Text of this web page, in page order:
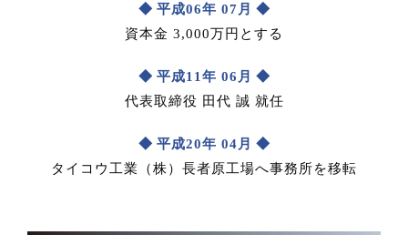
平成06年 07月
資本金 3,000万円とする
平成11年 06月
代表取締役 田代 誠 就任
平成20年 04月
タイコウ工業（株）長者原工場へ事務所を移転